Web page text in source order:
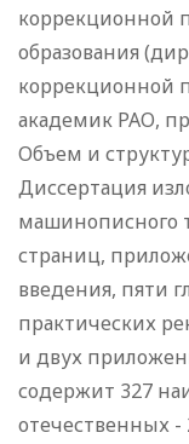
коррекционной
образования
коррекционной
академик РАО,
Объем и
Диссертация
машинописного
страниц,
введения, пяти
практических
и двух
содержит 327
отечественных -